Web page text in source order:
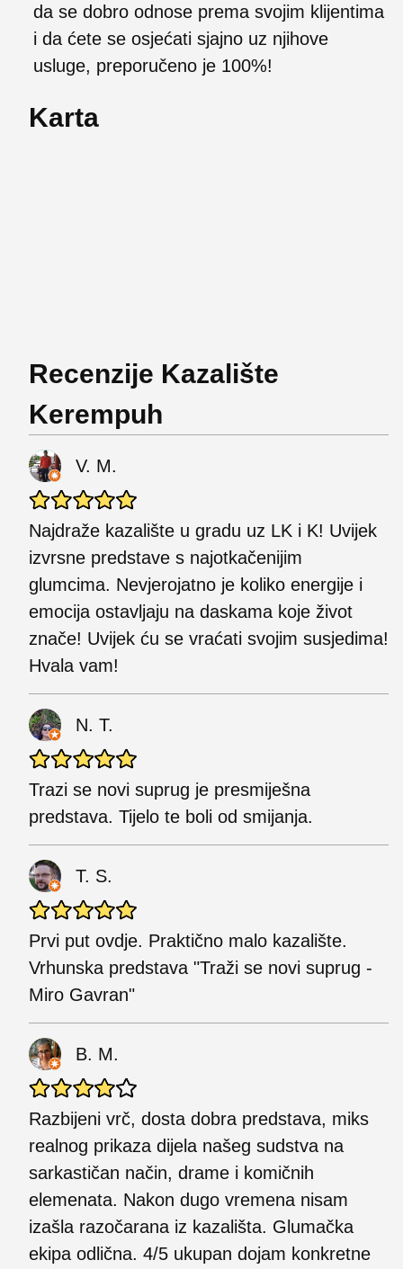
da se dobro odnose prema svojim klijentima
i da ćete se osjećati sjajno uz njihove
usluge, preporučeno je 100%!
Karta
Recenzije Kazalište
Kerempuh
V. M.
Najdraže kazalište u gradu uz LK i K! Uvijek
izvrsne predstave s najotkačenijim
glumcima. Nevjerojatno je koliko energije i
emocija ostavljaju na daskama koje život
znače! Uvijek ću se vraćati svojim susjedima!
Hvala vam!
N. T.
Trazi se novi suprug je presmiješna
predstava. Tijelo te boli od smijanja.
T. S.
Prvi put ovdje. Praktično malo kazalište.
Vrhunska predstava "Traži se novi suprug -
Miro Gavran"
B. M.
Razbijeni vrč, dosta dobra predstava, miks
realnog prikaza dijela našeg sudstva na
sarkastičan način, drame i komičnih
elemenata. Nakon dugo vremena nisam
izašla razočarana iz kazališta. Glumačka
ekipa odlična. 4/5 ukupan dojam konkretne